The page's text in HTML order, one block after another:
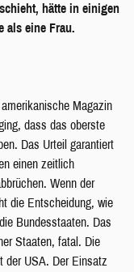
hätte in einigen
als eine Frau.
Magazin
dass das oberste
Das Urteil garantiert
einen zeitlich
Wenn der
die Entscheidung, wie
Bundesstaaten. Das
Staaten, fatal. Die
der USA. Der Einsatz